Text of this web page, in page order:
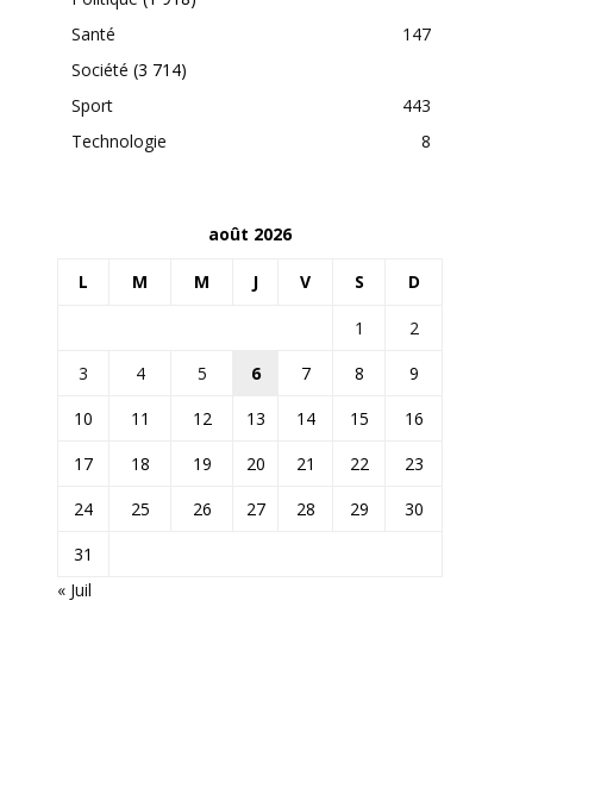
Santé
147
Société (3 714)
Sport
443
Technologie
8
août 2026
L M M J V S D
1
2
3
4 5 6 7 8
9
10
11 12 13 14 15
16
17
18 19 20 21 22
23
24
25 26 27 28 29
30
31
« Juil